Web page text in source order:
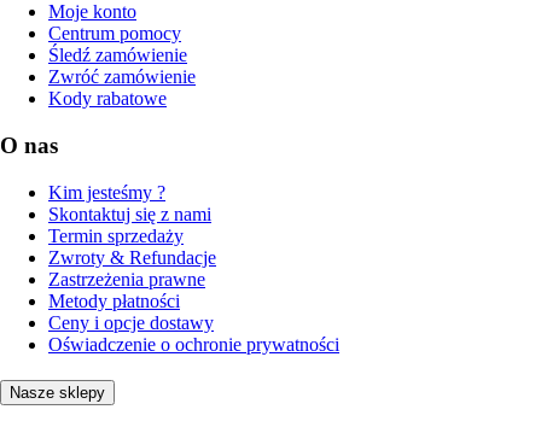
Moje konto
Centrum pomocy
Śledź zamówienie
Zwróć zamówienie
Kody rabatowe
O nas
Kim jesteśmy ?
Skontaktuj się z nami
Termin sprzedaży
Zwroty & Refundacje
Zastrzeżenia prawne
Metody płatności
Ceny i opcje dostawy
Oświadczenie o ochronie prywatności
Nasze sklepy